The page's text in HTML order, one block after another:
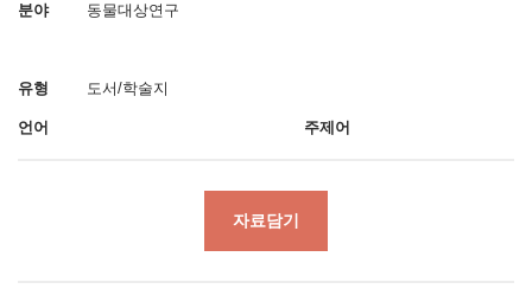
분야 동물대상연구
유형 도서/학술지
언어 주제어
자료담기